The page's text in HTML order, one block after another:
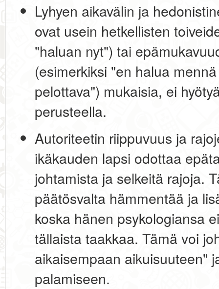
Lyhyen aikavälin ja
ovat usein hetkellisten
"haluan nyt") tai
(esimerkiksi "en halua
pelottava") mukaisia, ei
perusteella.
Autoriteetin riippuvuus ja
ikäkauden lapsi odottaa
johtamista ja selkeitä rajoja.
päätösvalta hämmentää ja
koska hänen psykologiansa
tällaista taakkaa. Tämä voi
aikaisempaan aikuisuuteen"
palamiseen.